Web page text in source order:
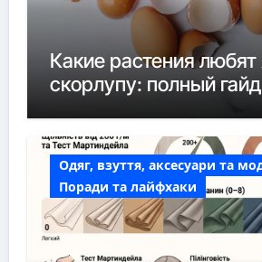
Какие растения
скорлупу: полный
Одяг, взуття, аксесуари та
Поради та лайфхаки